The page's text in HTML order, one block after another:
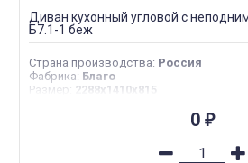
Диван кухонный угловой с
Б7.1-1 беж
Страна производства: Россия
Фабрика: Благо
Размер : 2288х1410х815
0 ₽